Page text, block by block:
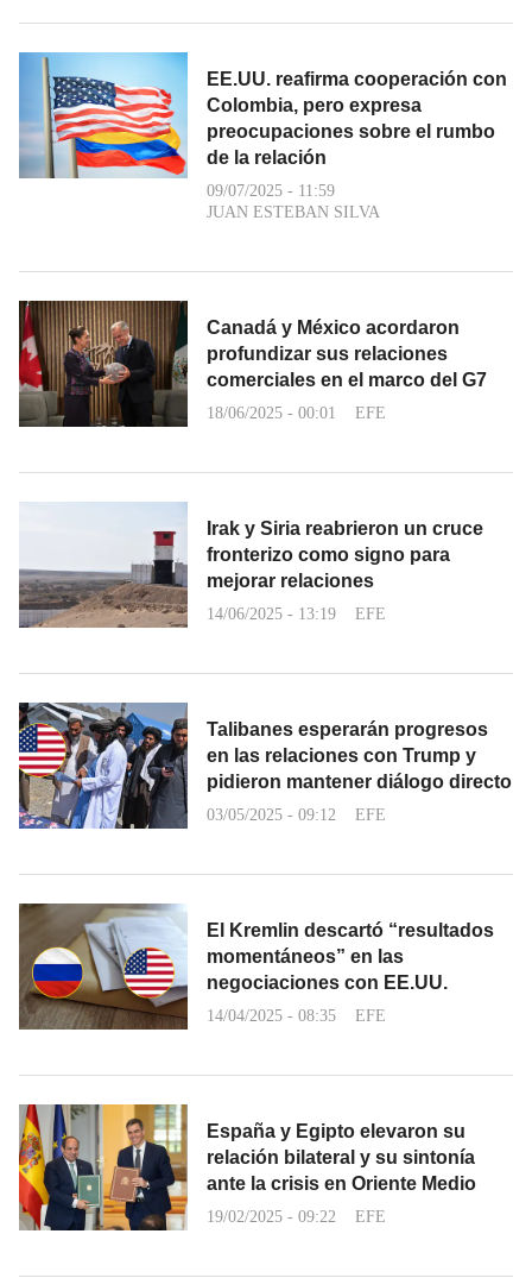
EE.UU. reafirma cooperación con
Colombia, pero expresa
preocupaciones sobre el rumbo
de la relación
09/07/2025 - 11:59
JUAN ESTEBAN SILVA
Canadá y México acordaron
profundizar sus relaciones
comerciales en el marco del G7
18/06/2025 - 00:01 EFE
Irak y Siria reabrieron un cruce
fronterizo como signo para
mejorar relaciones
14/06/2025 - 13:19 EFE
Talibanes esperarán progresos
en las relaciones con Trump y
pidieron mantener diálogo directo
03/05/2025 - 09:12 EFE
El Kremlin descartó “resultados
momentáneos” en las
negociaciones con EE.UU.
14/04/2025 - 08:35 EFE
España y Egipto elevaron su
relación bilateral y su sintonía
ante la crisis en Oriente Medio
19/02/2025 - 09:22 EFE